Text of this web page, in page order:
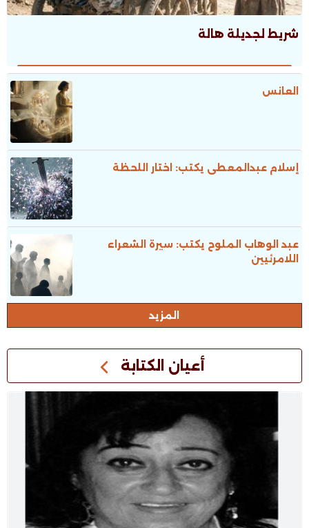
شريط لجديلة هالة
العانس
إسلام عبدالمعطى يكتب: اختار اللحظة
عبد الوهاب الملوح يكتب: سيرة الشعراء
اللامرئيين
المزيد
أعيان الكتابة